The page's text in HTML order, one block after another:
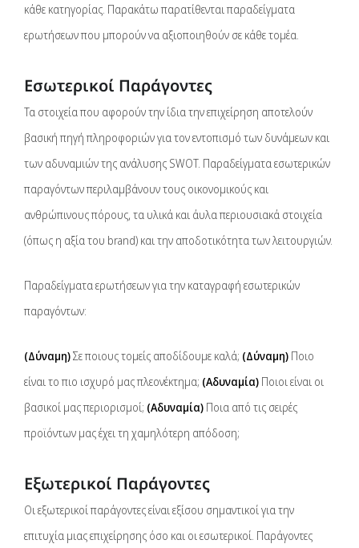
κάθε κατηγορίας. Παρακάτω παρατίθενται παραδείγματα
ερωτήσεων που μπορούν να αξιοποιηθούν σε κάθε τομέα.
Εσωτερικοί Παράγοντες
Τα στοιχεία που αφορούν την ίδια την επιχείρηση αποτελούν
βασική πηγή πληροφοριών για τον εντοπισμό των δυνάμεων και
των αδυναμιών της ανάλυσης SWOT. Παραδείγματα εσωτερικών
παραγόντων περιλαμβάνουν τους οικονομικούς και
ανθρώπινους πόρους, τα υλικά και άυλα περιουσιακά στοιχεία
(όπως η αξία του brand) και την αποδοτικότητα των λειτουργιών.
Παραδείγματα ερωτήσεων για την καταγραφή εσωτερικών
παραγόντων:
(Δύναμη)Σε ποιους τομείς αποδίδουμε καλά; (Δύναμη) Ποιο
είναι το πιο ισχυρό μας πλεονέκτημα; (Αδυναμία) Ποιοι είναι οι
βασικοί μας περιορισμοί; (Αδυναμία) Ποια από τις σειρές
προϊόντων μας έχει τη χαμηλότερη απόδοση;
Εξωτερικοί Παράγοντες
Οι εξωτερικοί παράγοντες είναι εξίσου σημαντικοί για την
επιτυχία μιας επιχείρησης όσο και οι εσωτερικοί. Παράγοντες